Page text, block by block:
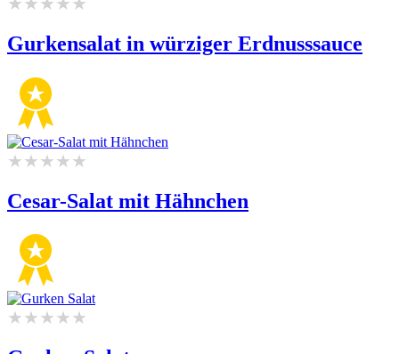
Gurkensalat in würziger Erdnusssauce
Cesar-Salat mit Hähnchen